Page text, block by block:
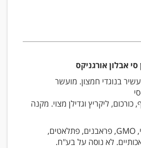
אבלון אורגניקס
בנוגדי חמצון. מועשר
כורכום, ליקריץ וגדילן מצוי. מקנה
ללא רכיבים מן החי, GMO, פראבנים, פתלאטים,
לא נוסה על בע"ח.